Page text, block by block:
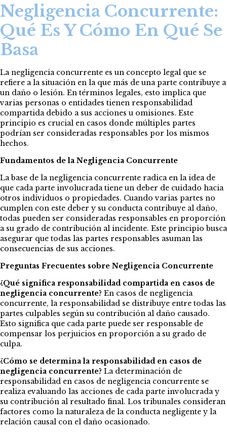
Negligencia Concurrente:
Qué Es Y Cómo En Qué Se
Basa
La negligencia concurrente es un concepto legal que se
refiere a la situación en la que más de una parte contribuye a
un daño o lesión. En términos legales, esto implica que
varias personas o entidades tienen responsabilidad
compartida debido a sus acciones u omisiones. Este
principio es crucial en casos donde múltiples partes
podrían ser consideradas responsables por los mismos
hechos.
Fundamentos de la Negligencia Concurrente
La base de la negligencia concurrente radica en la idea de
que cada parte involucrada tiene un deber de cuidado hacia
otros individuos o propiedades. Cuando varias partes no
cumplen con este deber y su conducta contribuye al daño,
todas pueden ser consideradas responsables en proporción
a su grado de contribución al incidente. Este principio busca
asegurar que todas las partes responsables asuman las
consecuencias de sus acciones.
Preguntas Frecuentes sobre Negligencia Concurrente
¿Qué significa responsabilidad compartida en casos de
negligencia concurrente? En casos de negligencia
concurrente, la responsabilidad se distribuye entre todas las
partes culpables según su contribución al daño causado.
Esto significa que cada parte puede ser responsable de
compensar los perjuicios en proporción a su grado de
culpa.
¿Cómo se determina la responsabilidad en casos de
negligencia concurrente? La determinación de
responsabilidad en casos de negligencia concurrente se
realiza evaluando las acciones de cada parte involucrada y
su contribución al resultado final. Los tribunales consideran
factores como la naturaleza de la conducta negligente y la
relación causal con el daño ocasionado.